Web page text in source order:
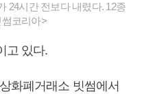
24시간 전보다 내렸다. 12종
코리아>
고 있다.
화폐거래소 빗썸에서